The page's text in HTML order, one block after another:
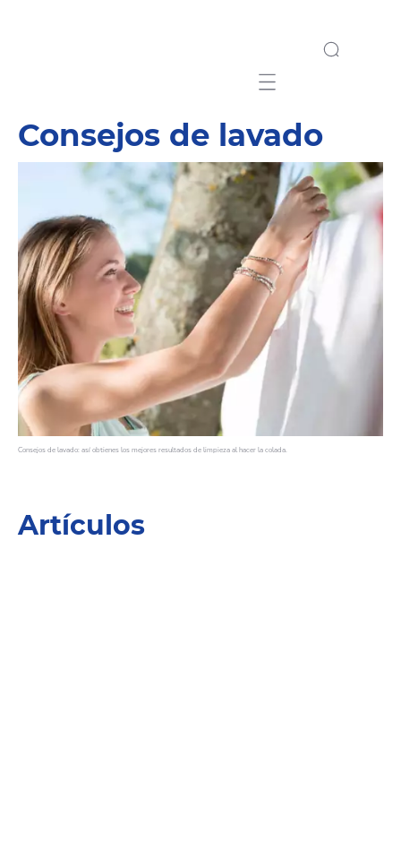
Mobile navigation
Consejos de lavado
Consejos de lavado: así obtienes los mejores resultados de limpieza al hacer la colada.
Artículos